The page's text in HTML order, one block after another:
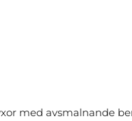
med avsmalnande